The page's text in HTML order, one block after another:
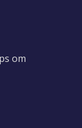
om